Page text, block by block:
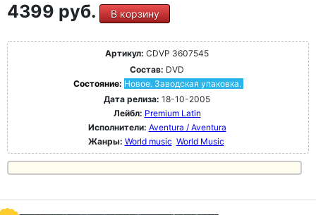
4399 руб. В корзину
Артикул: CDVP 3607545
Состав: DVD
Состояние: Новое. Заводская упаковка.
Дата релиза: 18-10-2005
Лейбл: Premium Latin
Исполнители: Aventura / Aventura
Жанры: World music World Music